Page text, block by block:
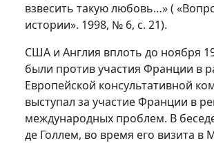
взвесить такую любовь…» (
истории». 1998, № 6, с. 21).
США и Англия вплоть до ноября
были против участия Франции в
Европейской консультативной
выступал за участие Франции в
международных проблем. В
де Голлем, во время его визита в